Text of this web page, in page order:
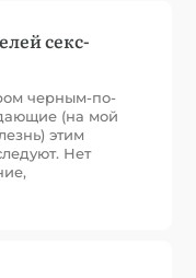
секс-
черным-по-
(на мой
этим
Нет